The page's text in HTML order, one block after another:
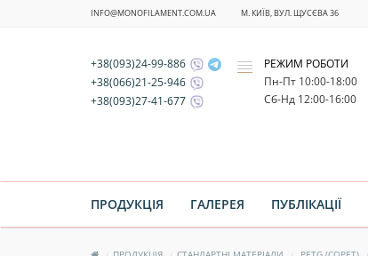
INFO@MONOFILAMENT.COM.UA М. КИЇВ, ВУЛ. ЩУСЄВА 36
+38(093)24-99-886
+38(066)21-25-946
+38(093)27-41-677
РЕЖИМ РОБОТИ
Пн-Пт 10:00-18:00
Cб-Нд 12:00-16:00
ПРОДУКЦІЯ ГАЛЕРЕЯ ПУБЛІКАЦІЇ